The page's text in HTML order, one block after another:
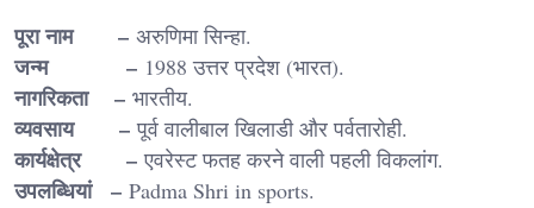
पूरा नाम – अरुणिमा सिन्हा.
जन्म – 1988 उत्तर प्रदेश (भारत).
नागरिकता – भारतीय.
व्यवसाय –पूर्व वालीबाल खिलाडी और पर्वतारोही.
कार्यक्षेत्र – एवरेस्ट फतह करने वाली पहली विकलांग.
उपलब्धियां – Padma Shri in sports.